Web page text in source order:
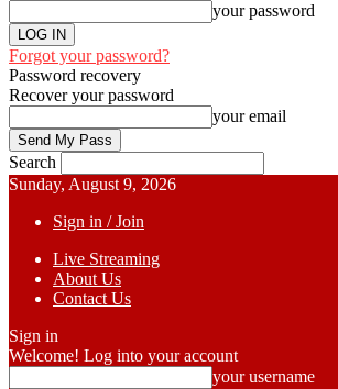
your password
Forgot your password?
Password recovery
Recover your password
your email
Search
Sunday, August 9, 2026
Sign in / Join
Live Streaming
About Us
Contact Us
Sign in
Welcome! Log into your account
your username